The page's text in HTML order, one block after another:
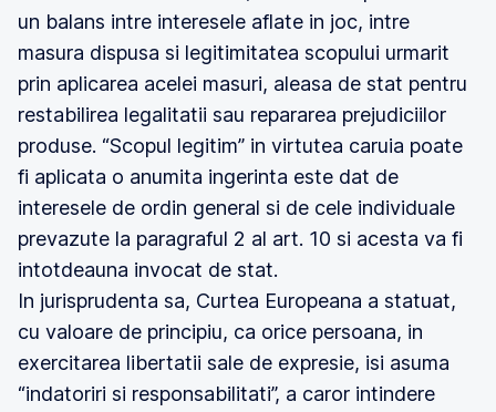
un balans intre interesele aflate in joc, intre
masura dispusa si legitimitatea scopului urmarit
prin aplicarea acelei masuri, aleasa de stat pentru
restabilirea legalitatii sau repararea prejudiciilor
produse. “Scopul legitim” in virtutea caruia poate
fi aplicata o anumita ingerinta este dat de
interesele de ordin general si de cele individuale
prevazute la paragraful 2 al art. 10 si acesta va fi
intotdeauna invocat de stat.
In jurisprudenta sa, Curtea Europeana a statuat,
cu valoare de principiu, ca orice persoana, in
exercitarea libertatii sale de expresie, isi asuma
“indatoriri si responsabilitati”, a caror intindere